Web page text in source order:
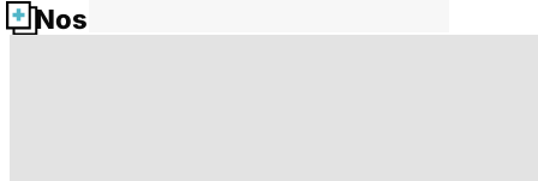
Nos fiches santé